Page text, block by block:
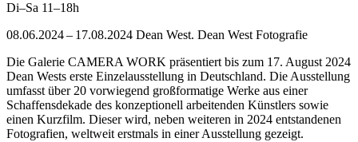
Di–Sa 11–18h
08.06.2024 – 17.08.2024 Dean West. Dean West Fotografie
Die Galerie CAMERA WORK präsentiert bis zum 17. August 2024
Dean Wests erste Einzelausstellung in Deutschland. Die Ausstellung
umfasst über 20 vorwiegend großformatige Werke aus einer
Schaffensdekade des konzeptionell arbeitenden Künstlers sowie
einen Kurzfilm. Dieser wird, neben weiteren in 2024 entstandenen
Fotografien, weltweit erstmals in einer Ausstellung gezeigt.